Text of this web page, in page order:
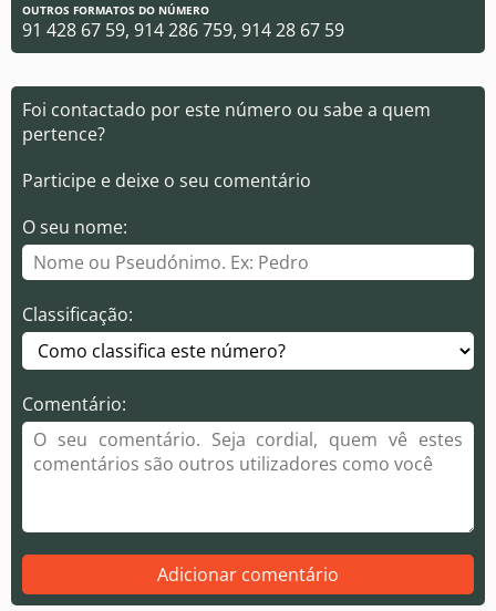
OUTROS FORMATOS DO NÚMERO
91 428 67 59, 914 286 759, 914 28 67 59
Foi contactado por este número ou sabe a quem
pertence?
Participe e deixe o seu comentário
O seu nome:
Classificação:
Comentário:
Adicionar comentário